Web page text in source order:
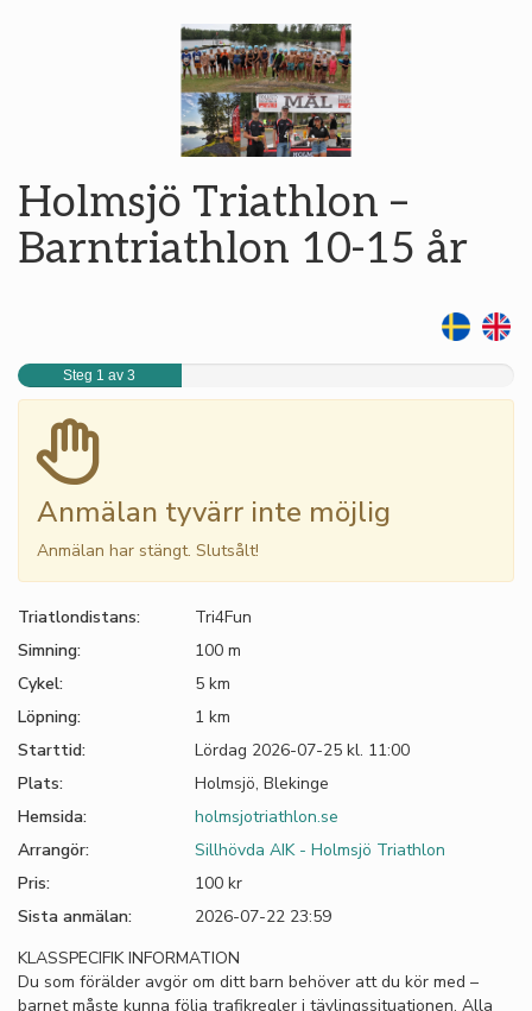
Holmsjö Triathlon –
Barntriathlon 10-15 år
Steg 1 av 3
Anmälan tyvärr inte möjlig
Anmälan har stängt. Slutsålt!
Triatlondistans:
Tri4Fun
Simning:
100 m
Cykel:
5 km
Löpning:
1 km
Starttid:
Lördag 2026-07-25 kl. 11:00
Plats:
Holmsjö, Blekinge
Hemsida:
holmsjotriathlon.se
Arrangör:
Sillhövda AIK - Holmsjö Triathlon
Pris:
100 kr
Sista anmälan:
2026-07-22 23:59
KLASSPECIFIK INFORMATION
Du som förälder avgör om ditt barn behöver att du kör med –
barnet måste kunna följa trafikregler i tävlingssituationen. Alla